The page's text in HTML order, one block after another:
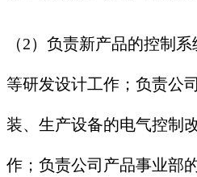
（2）负责新产品的控制
等研发设计工作；负责公
装、生产设备的电气控制
作；负责公司产品事业部